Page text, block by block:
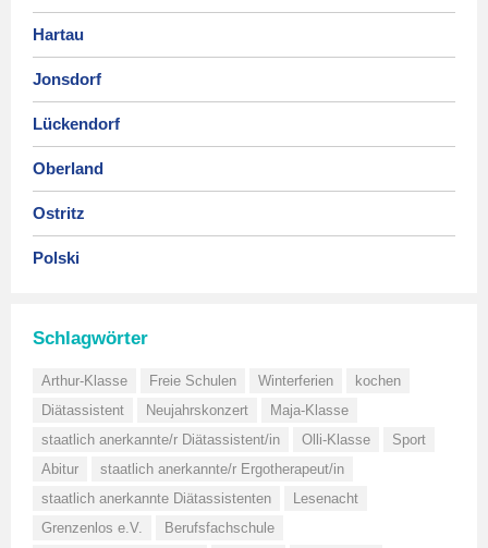
Hartau
Jonsdorf
Lückendorf
Oberland
Ostritz
Polski
Schlagwörter
Arthur-Klasse Freie Schulen Winterferien
kochen
Diätassistent
Neujahrskonzert
Maja-Klasse
staatlich anerkannte/r Diätassistent/in
Olli-Klasse
Sport
Abitur
staatlich anerkannte/r Ergotherapeut/in
staatlich anerkannte Diätassistenten
Lesenacht
Grenzenlos e.V.
Berufsfachschule